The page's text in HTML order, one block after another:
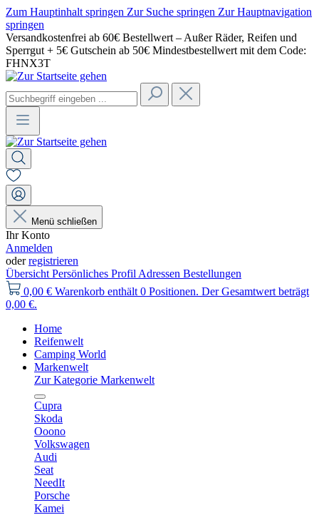
Zum Hauptinhalt springen Zur Suche springen Zur Hauptnavigation
springen
Versandkostenfrei ab 60€ Bestellwert – Außer Räder, Reifen und
Sperrgut + 5€ Gutschein ab 50€ Mindestbestellwert mit dem Code:
FHNX3T
Menü schließen
Ihr Konto
Anmelden
oderregistrieren
Übersicht Persönliches Profil Adressen Bestellungen
0,00 € Warenkorb enthält 0 Positionen. Der Gesamtwert beträgt
0,00 €.
Home
Reifenwelt
Camping World
Markenwelt
Zur Kategorie Markenwelt
Cupra
Skoda
Ooono
Volkswagen
Audi
Seat
NeedIt
Porsche
Kamei